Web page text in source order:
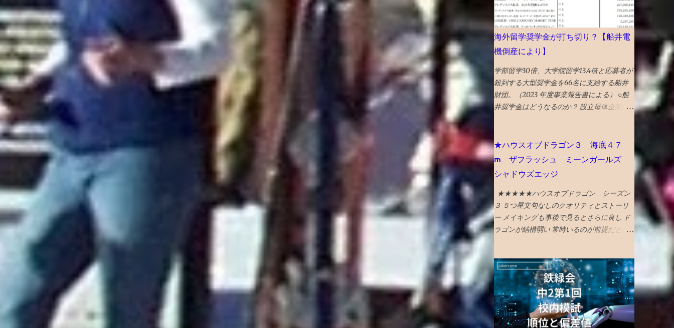
後、高値掴みした株価は低迷、 指数買い第
一波VTIの6月19日に気持ち持ち直し気味と
も言えなくないが、 さらに下落していき、6
月23日には初値も割り込む 第２波オルカン
の6月26日も何も起きない 最後の望みナスダ
ック100の7月6日 引け成りセット 取得価格
での指値セット 引けの３０分前に起きて株
価をチェック ほぼ何も起きていない 損切り
する勇気も起きない株価の低迷具合で、引け
成りの注文取り消し 結局塩漬け状態へ...
海外留学奨学金が打ち切り？【船井電
機倒産により】
学部留学30倍、大学院留学13.4倍と応募者が
殺到する大型奨学金を66名に支給する船井
財団。（2023 年度事業報告書による） ○船
井奨学金はどうなるのか？ 設立母体企業的
声があります。 ので、懸念点が該当するか
調べてみました。 主な懸念点としては、 ①
設立母体企業等から毎年、奨学金事業費を受
け取っていて、倒産により今後の 寄付金が
ゼロになると奨学金支給原資が無くなる の
ではないか？ ②財団の基金で 船井電機の
株・社債を買っていないか ？ 船井財団のHP
を調べてみると、 上記①に関しては、 財団
字ですが、 今後の寄付金が無くなっても、
当面は十分に運営できる基金を財団自らが保
有 しています。 毎年の寄付金受け入れによ
り運営されている柳井財団とは異なり、設立
母体に頼らない財政基盤が構築されていま
す。 また、基金の目的外使用も法律により
★ハウスオブドラゴン３ 海底４７
m ザフラッシュ ミーンガールズ
シャドウズエッジ
★★★★★ハウスオブドラゴン シーズン
３ ５つ星文句なしのクオリティとストーリ
ー メイキングも事後で見るとさらに良し ド
ラゴンが結構弱い 常時いるのが前提だと、
サメに襲われるものだが、 意外と新鮮な行
き着く展開があってよい ★★★★海底４７
m マヤの死の迷宮 続編 なんかみたこと
ある気もしたが、 最後までエンタメ要素満
載で楽しめる ★★★★ザ・フラッシュ タイ
ムトラベル系アクションの話。 直せるとこ